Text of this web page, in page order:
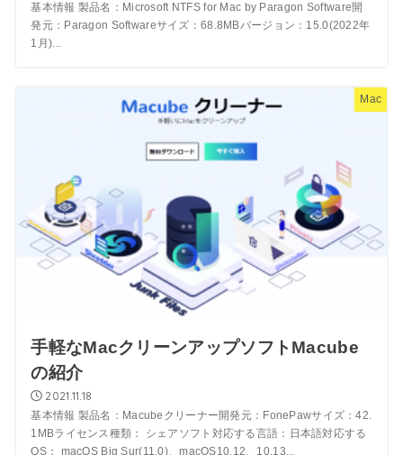
基本情報 製品名：Microsoft NTFS for Mac by Paragon Software開
発元：Paragon Softwareサイズ：68.8MBバージョン：15.0(2022年
1月)...
Mac
手軽なMacクリーンアップソフトMacube
の紹介
2021.11.18
基本情報 製品名：Macubeクリーナー開発元：FonePawサイズ：42.
1MBライセンス種類： シェアソフト対応する言語：日本語対応する
OS： macOS Big Sur(11.0)、macOS10.12、10.13...